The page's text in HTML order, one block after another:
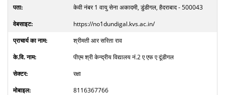
केवी नंबर 1 वायु सेना अकादमी, डुंडीगल, हैदराबाद - 500043
https://no1dundigal.kvs.ac.in/
श्रीमती आर सरिता राव
पीएम श्री केन्द्रीय विद्यालय नं.2 ए एफ ए दूंडीगल
रक्षा
8116367766